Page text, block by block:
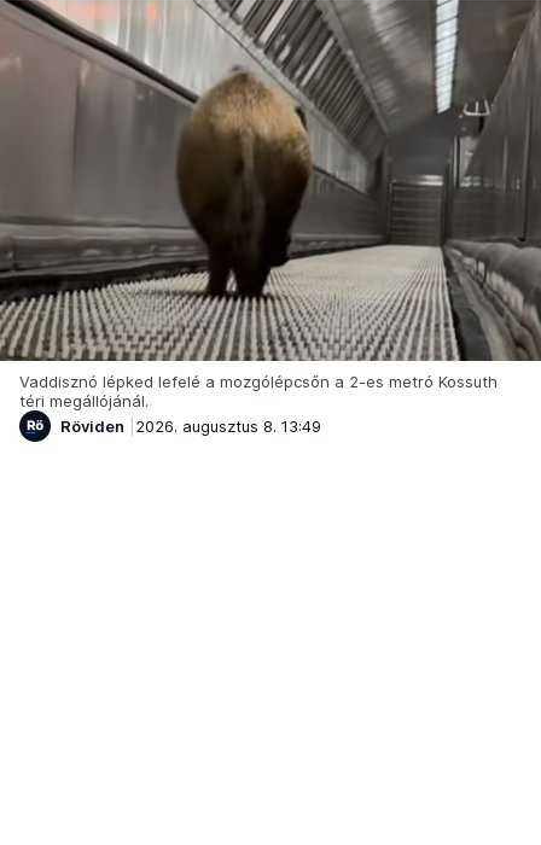
Vaddisznó lépked lefelé a mozgólépcsőn a 2-es metró Kossuth
téri megállójánál.
Röviden
2026. augusztus 8. 13:49